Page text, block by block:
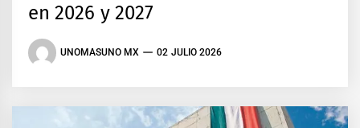
en 2026 y 2027
UNOMASUNO MX 02 JULIO 2026